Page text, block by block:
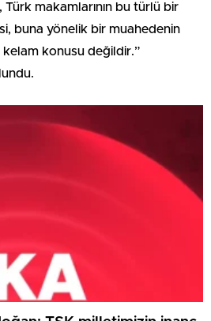
Türk makamlarının bu türlü bir
buna yönelik bir muahedenin
kelam konusu değildir.”